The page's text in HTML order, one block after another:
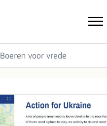
Boeren voor vrede